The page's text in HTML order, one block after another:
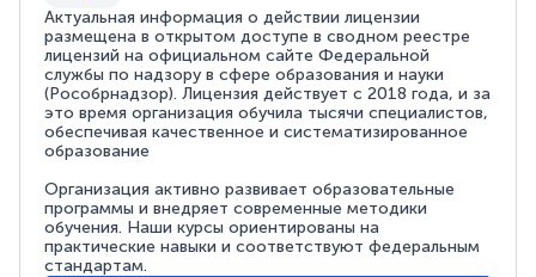
Актуальная информация о действии лицензии
размещена в открытом доступе в сводном реестре
лицензий на официальном сайте Федеральной
службы по надзору в сфере образования и науки
(Рособрнадзор). Лицензия действует с 2018 года, и за
это время организация обучила тысячи специалистов,
обеспечивая качественное и систематизированное
образование
Организация активно развивает образовательные
программы и внедряет современные методики
обучения. Наши курсы ориентированы на
практические навыки и соответствуют федеральным
стандартам.